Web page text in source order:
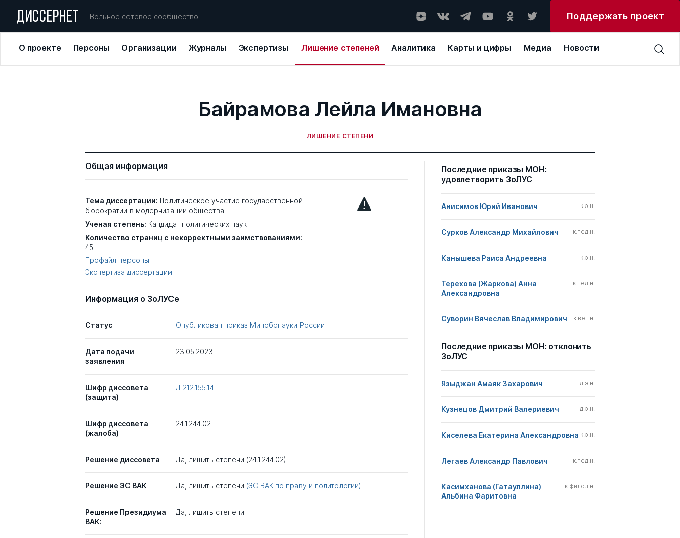
ДИССЕРНЕТ Вольное сетевое сообщество Поддержать проект
О проекте Персоны Организации Журналы Экспертизы Лишение степеней Аналитика Карты и цифры Медиа Новости
Байрамова Лейла Имановна
ЛИШЕНИЕ СТЕПЕНИ
Общая информация
Тема диссертации: Политическое участие государственной
бюрократии в модернизации общества
Ученая степень: Кандидат политических наук
Количество страниц с некорректными заимствованиями:
45
Профайл персоны
Экспертиза диссертации
Информация о ЗоЛУСе
Статус Опубликован приказ Минобрнауки России
Дата подачи
заявления
23.05.2023
Шифр диссовета
(защита)
Д 212.155.14
Шифр диссовета
(жалоба)
24.1.244.02
Решение диссовета Да, лишить степени (24.1.244.02)
Решение ЭС ВАК Да, лишить степени (ЭС ВАК по праву и политологии)
Решение Президиума
ВАК:
Да, лишить степени
Последние приказы МОН:
удовлетворить ЗоЛУС
Анисимов Юрий Иванович к.э.н.
Сурков Александр Михайлович к.пед.н.
Канышева Раиса Андреевна к.э.н.
Терехова (Жаркова) Анна
Александровна
к.пед.н.
Суворин Вячеслав Владимирович к.вет.н.
Последние приказы МОН: отклонить
ЗоЛУС
Языджан Амаяк Захарович д.э.н.
Кузнецов Дмитрий Валериевич д.э.н.
Киселева Екатерина Александровна к.э.н.
Легаев Александр Павлович к.пед.н.
Касимханова (Гатауллина)
Альбина Фаритовна
к.филол.н.